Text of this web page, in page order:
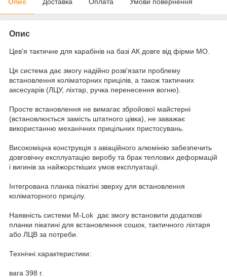
Опис
Цев'я тактичне для карабінів на базі АК довге від фірми МО.
Ця система дає змогу надійно розв'язати проблему
встановлення коліматорних прицілів, а також тактичних
аксесуарів (ЛЦУ, ліхтар, ручка перенесення вогню).
Просте встановлення не вимагає збройової майстерні
(встановлюється замість штатного цівка), не заважає
використанню механічних прицільних пристосувань.
Високоміцна конструкція з авіаційного алюмінію забезпечить
довговічну експлуатацію виробу та брак теплових деформацій
і вигинів за найжорсткіших умов експлуатації.
Інтегрована планка пікатіні зверху для встановлення
коліматорного прицілу.
Наявність системи M-Lok дає змогу встановити додаткові
планки пікатині для встановлення сошок, тактичного ліхтаря
або ЛЦВ за потреби.
Технічні характеристики:
вага 398 г.